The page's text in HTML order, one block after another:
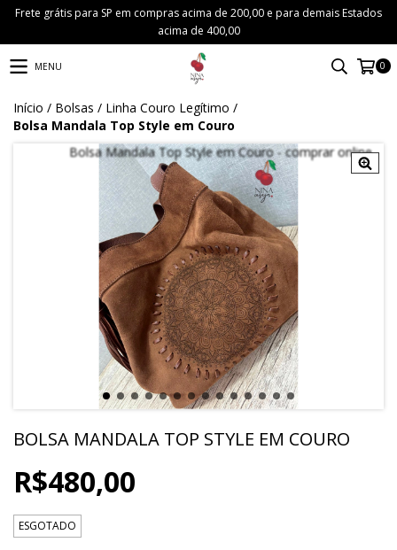
Frete grátis para SP em compras acima de 200,00 e para demais Estados
acima de 400,00
MENU 0
Início / Bolsas / Linha Couro Legítimo /
Bolsa Mandala Top Style em Couro
BOLSA MANDALA TOP STYLE EM COURO
R$480,00
ESGOTADO